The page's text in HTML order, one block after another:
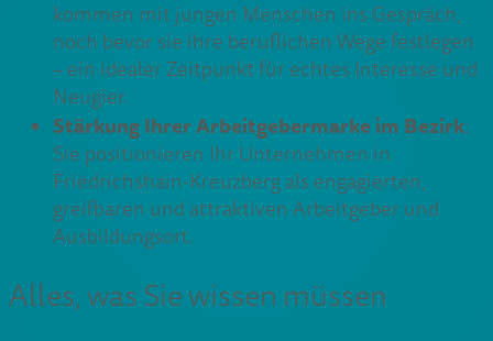
kommen mit jungen Menschen ins Gespräch,
noch bevor sie ihre beruflichen Wege festlegen
– ein idealer Zeitpunkt für echtes Interesse und
Neugier.
​Stärkung Ihrer Arbeitgebermarke im Bezirk:
Sie positionieren Ihr Unternehmen in
Friedrichshain-Kreuzberg als engagierten,
greifbaren und attraktiven Arbeitgeber und
Ausbildungsort.
Alles, was Sie wissen müssen